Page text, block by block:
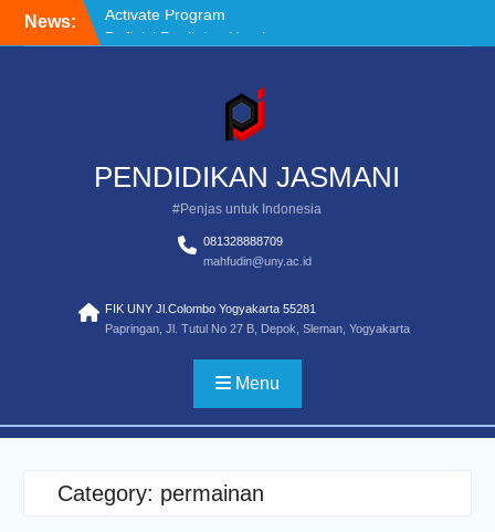
News:
Definisi Penilaian Untuk
Pendidikan Jasmasi
Pendidikan Jasmani
PENDIDIKAN JASMANI
#Penjas untuk Indonesia
081328888709
mahfudin@uny.ac.id
FIK UNY Jl.Colombo Yogyakarta 55281
Papringan, Jl. Tutul No 27 B, Depok, Sleman, Yogyakarta
Menu
Category: permainan